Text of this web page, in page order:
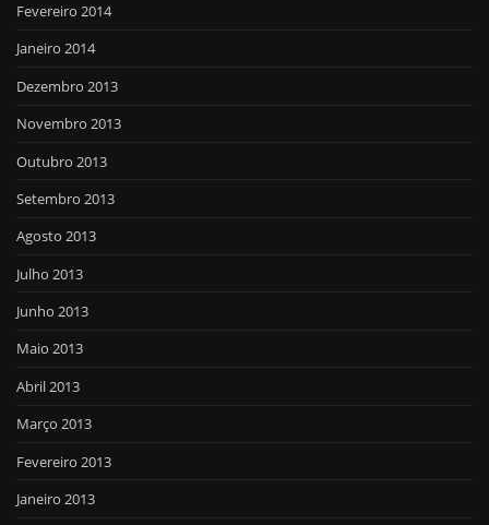
Fevereiro 2014
Janeiro 2014
Dezembro 2013
Novembro 2013
Outubro 2013
Setembro 2013
Agosto 2013
Julho 2013
Junho 2013
Maio 2013
Abril 2013
Março 2013
Fevereiro 2013
Janeiro 2013